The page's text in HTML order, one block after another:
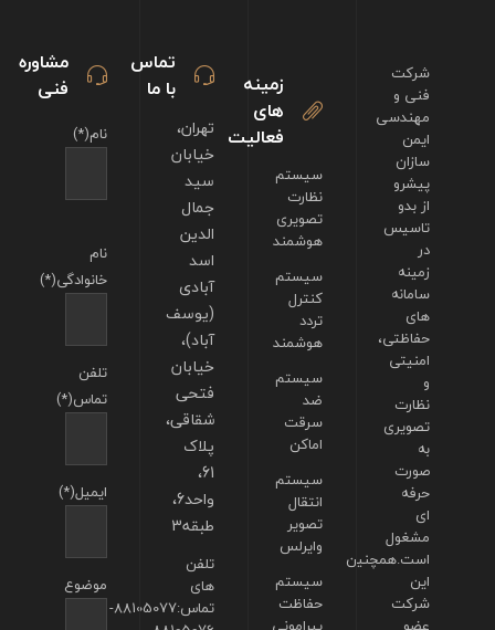
مشاوره
فنی
نام(*)
نام
خانوادگی(*)
تلفن
تماس(*)
ایمیل(*)
موضوع
تماس
با ما
تهران،
خیابان
سید
جمال
الدین
اسد
آبادی
(یوسف
آباد)،
خیابان
فتحی
شقاقی،
پلاک
61،
واحد6،
طبقه3
تلفن
های
تماس:88105077-
زمینه
های
فعالیت
سیستم
نظارت
تصویری
هوشمند
سیستم
کنترل
تردد
هوشمند
سیستم
ضد
سرقت
اماکن
سیستم
انتقال
تصویر
وایرلس
سیستم
حفاظت
شرکت
فنی و
مهندسی
ایمن
سازان
پیشرو
از بدو
تاسیس
در
زمینه
سامانه
های
حفاظتی،
امنیتی
و
نظارت
تصویری
به
صورت
حرفه
ای
مشغول
است.همچنین
این
شرکت